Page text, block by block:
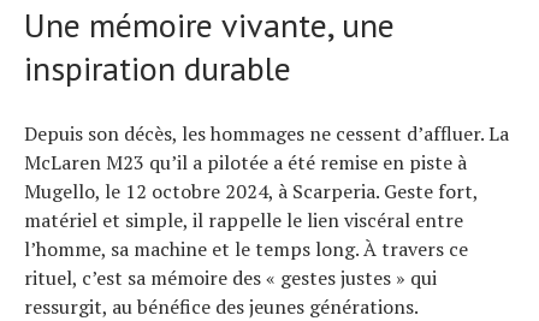
Une mémoire vivante, une
inspiration durable
Depuis son décès, les hommages ne cessent d’affluer. La
McLaren M23 qu’il a pilotée a été remise en piste à
Mugello, le 12 octobre 2024, à Scarperia. Geste fort,
matériel et simple, il rappelle le lien viscéral entre
l’homme, sa machine et le temps long. À travers ce
rituel, c’est sa mémoire des « gestes justes » qui
ressurgit, au bénéfice des jeunes générations.